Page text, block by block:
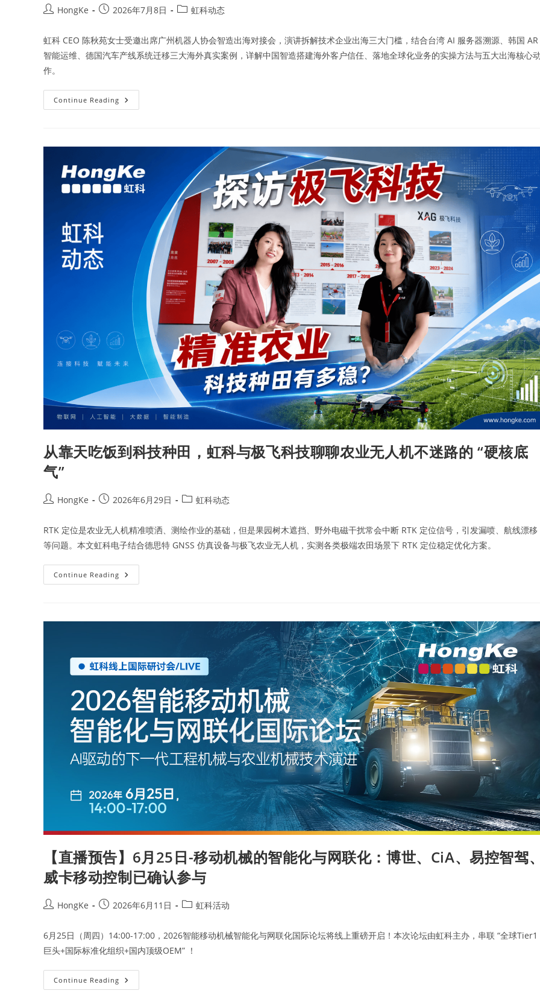
HongKe 2026年7月8日 虹科动态
虹科 CEO 陈秋苑女士受邀出席广州机器人协会智造出海对接会，演讲拆解技术企业出海三大门槛，结合台湾 AI 服务器溯源、韩国 AR
智能运维、德国汽车产线系统迁移三大海外真实案例，详解中国智造搭建海外客户信任、落地全球化业务的实操方法与五大出海核心
作。
Continue Reading
从靠天吃饭到科技种田，虹科与极飞科技聊聊农业无人机不迷路的 “硬核底
气”
HongKe 2026年6月29日 虹科动态
RTK 定位是农业无人机精准喷洒、测绘作业的基础，但是果园树木遮挡、野外电磁干扰常会中断 RTK 定位信号，引发漏喷、航线漂移
等问题。本文虹科电子结合德思特 GNSS 仿真设备与极飞农业无人机，实测各类极端农田场景下 RTK 定位稳定优化方案。
Continue Reading
【直播预告】6月25日-移动机械的智能化与网联化：博世、CiA、易控智驾
威卡移动控制已确认参与
HongKe 2026年6月11日 虹科活动
6月25日（周四）14:00-17:00，2026智能移动机械智能化与网联化国际论坛将线上重磅开启！本次论坛由虹科主办，串联 “全球Tier1
巨头+国际标准化组织+国内顶级OEM” ！
Continue Reading